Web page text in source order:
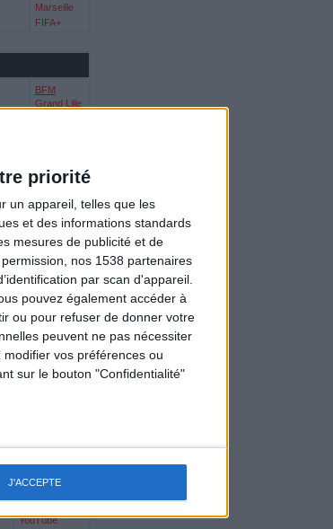
priorité
un appareil, telles que les
et des informations standards
mesures de publicité et de
nos 1538 partenaires
par scan d'appareil.
pouvez également accéder à
ou pour refuser de donner votre
peuvent ne pas nécessiter
vos préférences ou
sur le bouton "Confidentialité"
J'ACCEPTE
Marseille
FIFA+
BFM
Grand Lille
BFM TV
YouTube
BFM TV
Marseille
BFM TV
YouTube
BFM TV
Marseille
DAZN Gratuit
(regarder
YouTube